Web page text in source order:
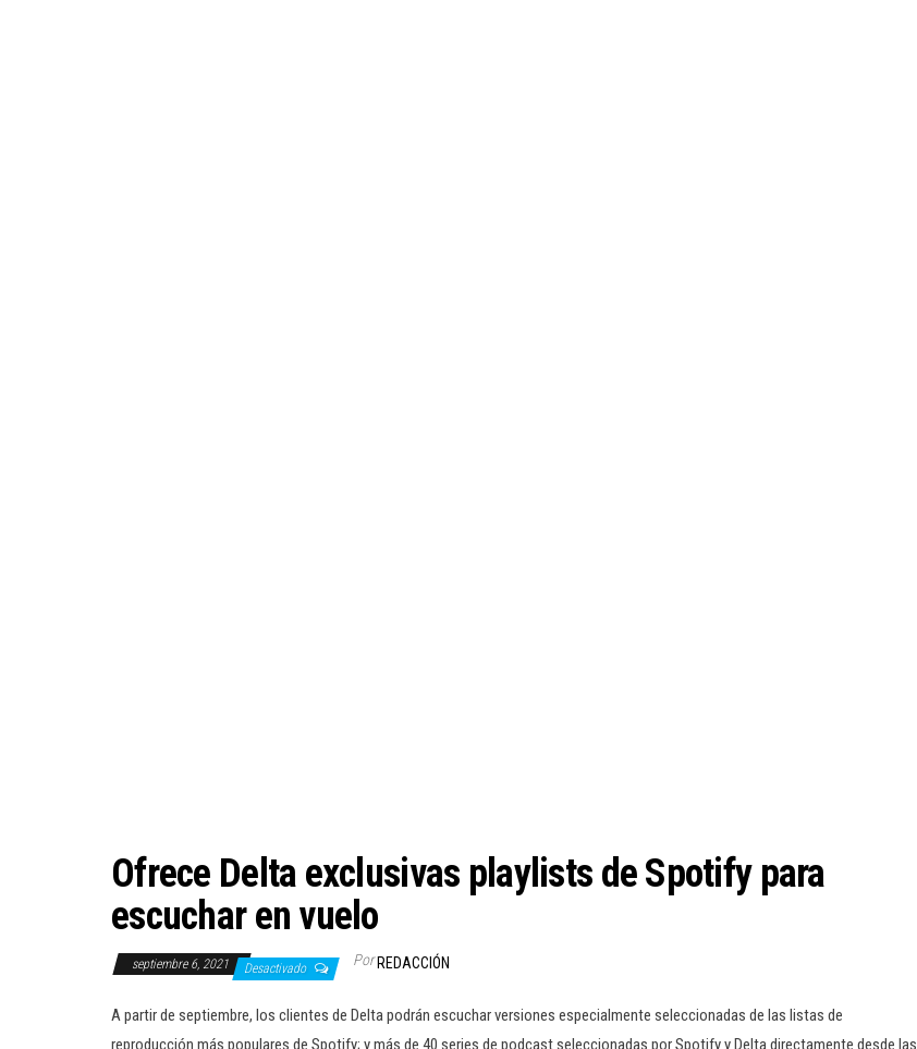
Ofrece Delta exclusivas playlists de Spotify para
escuchar en vuelo
septiembre 6, 2021 Desactivado Por REDACCIÓN
A partir de septiembre, los clientes de Delta podrán escuchar versiones especialmente seleccionadas de las listas de
reproducción más populares de Spotify; y más de 40 series de podcast seleccionadas por Spotify y Delta directamente desde las